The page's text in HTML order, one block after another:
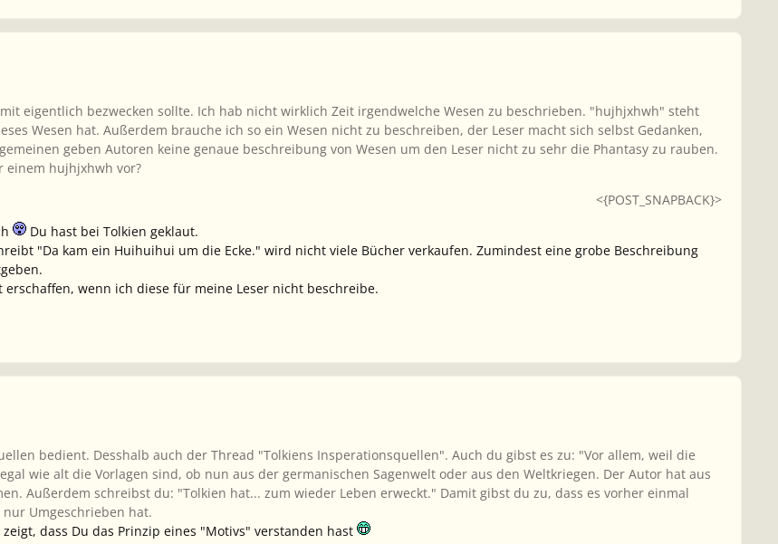
eigentlich bezwecken sollte. Ich hab nicht wirklich Zeit irgendwelche Wesen zu beschrieben. "hujhjxhwh" steht
Wesen hat. Außerdem brauche ich so ein Wesen nicht zu beschreiben, der Leser macht sich selbst Gedanken,
geben Autoren keine genaue beschreibung von Wesen um den Leser nicht zu sehr die Phantasy zu rauben.
einem hujhjxhwh vor?
<{POST_SNAPBACK}>
Du hast bei Tolkien geklaut.
"Da kam ein Huihuihui um die Ecke." wird nicht viele Bücher verkaufen. Zumindest eine grobe Beschreibung
wenn ich diese für meine Leser nicht beschreibe.
bedient. Desshalb auch der Thread "Tolkiens Insperationsquellen". Auch du gibst es zu: "Vor allem, weil die
wie alt die Vorlagen sind, ob nun aus der germanischen Sagenwelt oder aus den Weltkriegen. Der Autor hat aus
Außerdem schreibst du: "Tolkien hat... zum wieder Leben erweckt." Damit gibst du zu, dass es vorher einmal
Umgeschrieben hat.
dass Du das Prinzip eines "Motivs" verstanden hast